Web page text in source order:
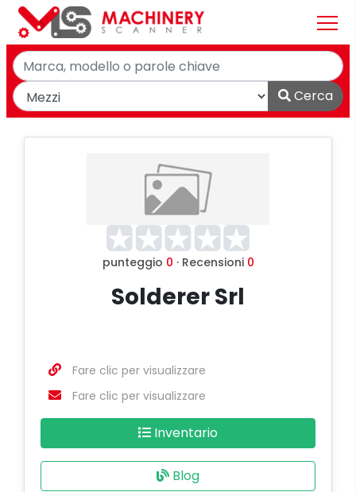
Cerca
punteggio 0 · Recensioni 0
Solderer Srl
Fare clic per visualizzare
Fare clic per visualizzare
Inventario
Blog